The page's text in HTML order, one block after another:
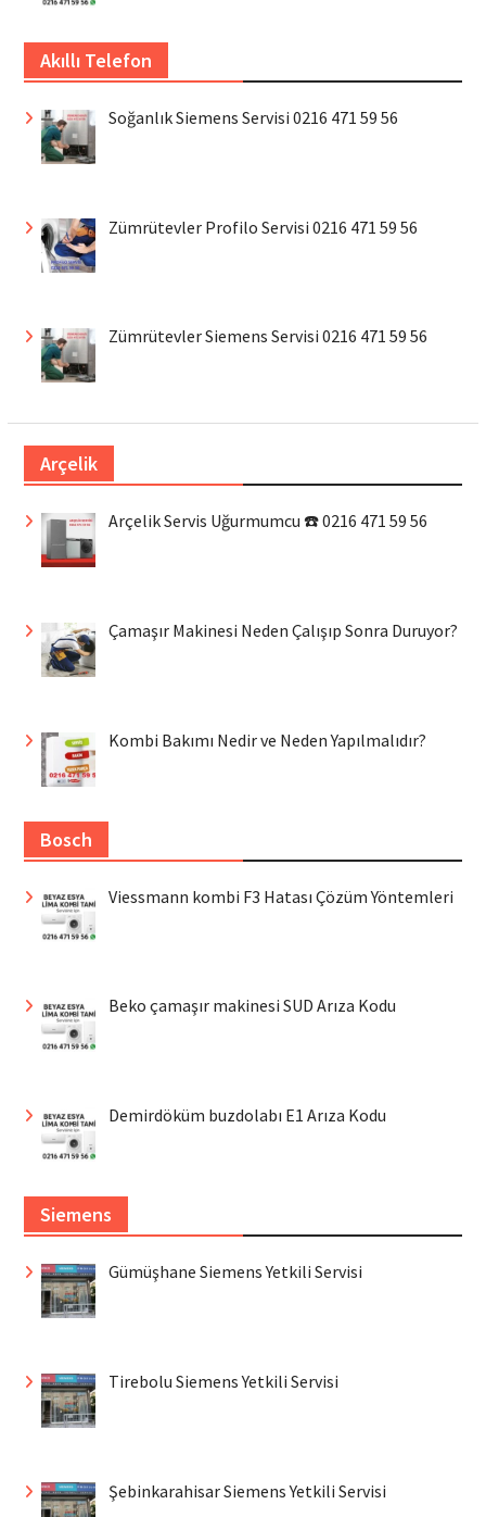
Akıllı Telefon
Soğanlık Siemens Servisi 0216 471 59 56
Zümrütevler Profilo Servisi 0216 471 59 56
Zümrütevler Siemens Servisi 0216 471 59 56
Arçelik
Arçelik Servis Uğurmumcu ☎️ 0216 471 59 56
Çamaşır Makinesi Neden Çalışıp Sonra Duruyor?
Kombi Bakımı Nedir ve Neden Yapılmalıdır?
Bosch
Viessmann kombi F3 Hatası Çözüm Yöntemleri
Beko çamaşır makinesi SUD Arıza Kodu
Demirdöküm buzdolabı E1 Arıza Kodu
Siemens
Gümüşhane Siemens Yetkili Servisi
Tirebolu Siemens Yetkili Servisi
Şebinkarahisar Siemens Yetkili Servisi